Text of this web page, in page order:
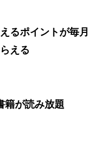
るポイントが毎月
える
籍が読み放題